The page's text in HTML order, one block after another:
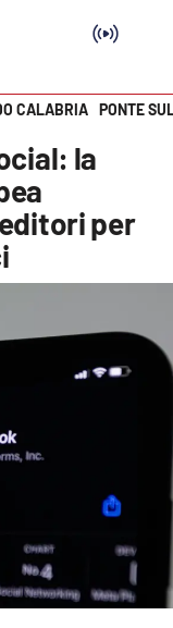
CALABRIA PONTE
la
per